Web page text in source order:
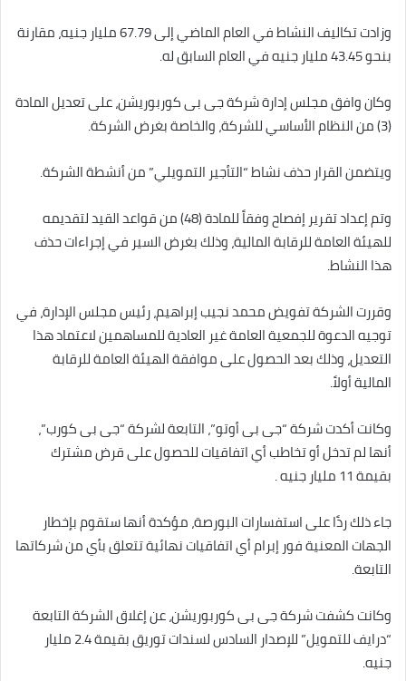
وزادت تكاليف النشاط في العام الماضي إلى 67.79 مليار جنيه، مقارنة
بنحو 43.45 مليار جنيه في العام السابق له.
وكان وافق مجلس إدارة شركة جى بى كوربوريشن، على تعديل المادة
(3) من النظام الأساسي للشركة، والخاصة بغرض الشركة.
ويتضمن القرار حذف نشاط “التأجير التمويلي” من أنشطة الشركة.
وتم إعداد تقرير إفصاح وفقاً للمادة (48) من قواعد القيد لتقديمه
للهيئة العامة للرقابة المالية، وذلك بغرض السير في إجراءات حذف
هذا النشاط.
وقررت الشركة تفويض محمد نجيب إبراهيم، رئيس مجلس الإدارة، في
توجيه الدعوة للجمعية العامة غير العادية للمساهمين لاعتماد هذا
التعديل، وذلك بعد الحصول على موافقة الهيئة العامة للرقابة
المالية أولاً.
وكانت أكدت شركة “جى بى أوتو”، التابعة لشركة “جى بى كورب”،
أنها لم تدخل أو تخاطب أي اتفاقيات للحصول على قرض مشترك
بقيمة 11 مليار جنيه .
جاء ذلك ردًا على استفسارات البورصة، مؤكدة أنها ستقوم بإخطار
الجهات المعنية فور إبرام أي اتفاقيات نهائية تتعلق بأي من شركاتها
التابعة.
وكانت كشفت شركة جى بى كوربوريشن، عن إغلاق الشركة التابعة
“درايف للتمويل” للإصدار السادس لسندات توريق بقيمة 2.4 مليار
جنيه.